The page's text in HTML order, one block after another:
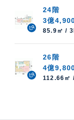
24階
3億
85.9㎡ /
26階
4億
112.66㎡